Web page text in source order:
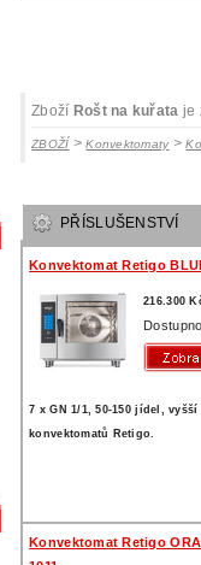
Zboží Rošt na kuřata je
ZBOŽÍ >Konvektomaty>
PŘÍSLUŠENSTVÍ
Konvektomat Retigo
216.300
7 x GN 1/1, 50-150 jídel, vyšší
konvektomatů Retigo.
Konvektomat Retigo